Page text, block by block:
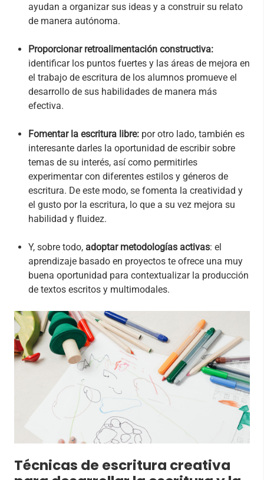
ayudan a organizar sus ideas y a construir su relato
de manera autónoma.
Proporcionar retroalimentación constructiva:
identificar los puntos fuertes y las áreas de mejora en
el trabajo de escritura de los alumnos promueve el
desarrollo de sus habilidades de manera más
efectiva.
Fomentar la escritura libre: por otro lado, también es
interesante darles la oportunidad de escribir sobre
temas de su interés, así como permitirles
experimentar con diferentes estilos y géneros de
escritura. De este modo, se fomenta la creatividad y
el gusto por la escritura, lo que a su vez mejora su
habilidad y fluidez.
Y, sobre todo, adoptar metodologías activas: el
aprendizaje basado en proyectos te ofrece una muy
buena oportunidad para contextualizar la producción
de textos escritos y multimodales.
Técnicas de escritura creativa